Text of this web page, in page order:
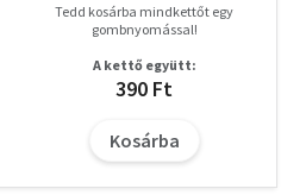
Tedd kosárba mindkettőt egy
gombnyomással!
A kettő együtt:
390 Ft
Kosárba